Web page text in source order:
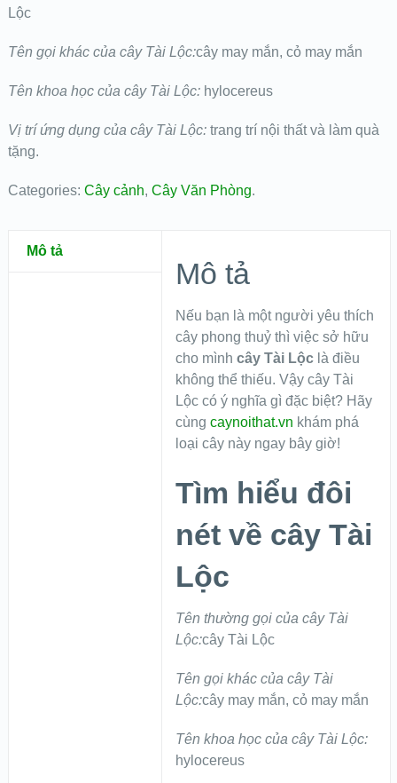
Lộc
Tên gọi khác của cây Tài Lộc:cây may mắn, cỏ may mắn
Tên khoa học của cây Tài Lộc:hylocereus
Vị trí ứng dụng của cây Tài Lộc: trang trí nội thất và làm quà
tặng.
Categories: Cây cảnh, Cây Văn Phòng.
Mô tả
Mô tả
Nếu bạn là một người yêu thích
cây phong thuỷ thì việc sở hữu
cho mìnhcây Tài Lộc là điều
không thể thiếu. Vậy cây Tài
Lộc có ý nghĩa gì đặc biệt? Hãy
cùngcaynoithat.vn khám phá
loại cây này ngay bây giờ!
Tìm hiểu đôi
nét về cây Tài
Lộc
Tên thường gọi của cây Tài
Lộc:cây Tài Lộc
Tên gọi khác của cây Tài
Lộc:cây may mắn, cỏ may mắn
Tên khoa học của cây Tài Lộc:
hylocereus